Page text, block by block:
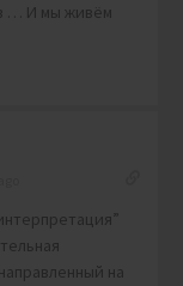
… И мы живём
на